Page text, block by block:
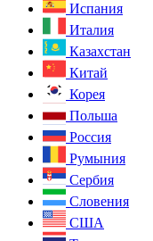
Испания
Италия
Казахстан
Китай
Корея
Польша
Россия
Румыния
Сербия
Словения
США